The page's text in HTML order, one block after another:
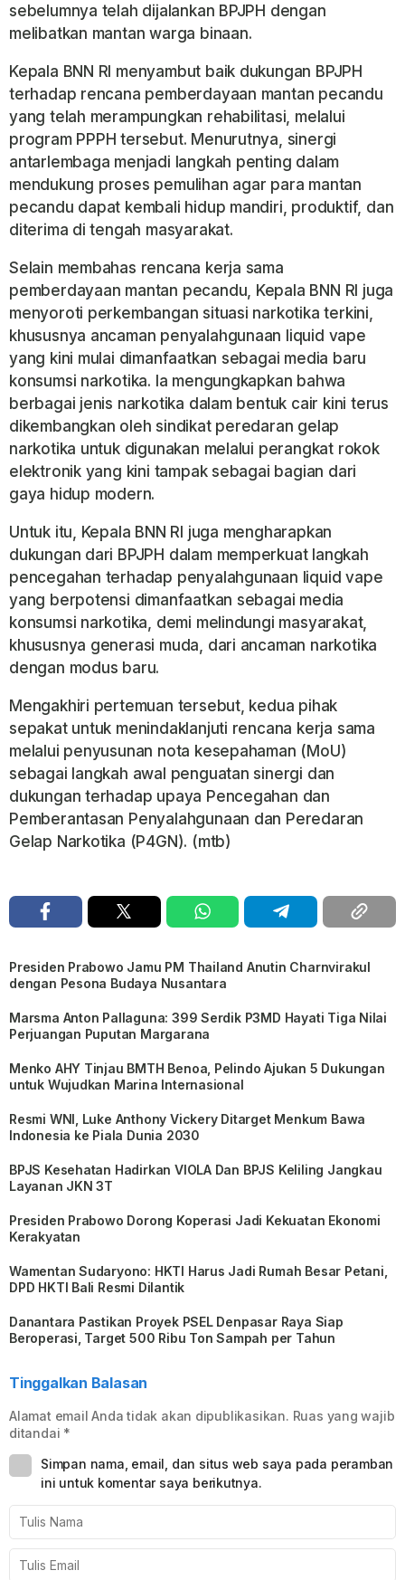
sebelumnya telah dijalankan BPJPH dengan
melibatkan mantan warga binaan.
Kepala BNN RI menyambut baik dukungan BPJPH
terhadap rencana pemberdayaan mantan pecandu
yang telah merampungkan rehabilitasi, melalui
program PPPH tersebut. Menurutnya, sinergi
antarlembaga menjadi langkah penting dalam
mendukung proses pemulihan agar para mantan
pecandu dapat kembali hidup mandiri, produktif, dan
diterima di tengah masyarakat.
Selain membahas rencana kerja sama
pemberdayaan mantan pecandu, Kepala BNN RI juga
menyoroti perkembangan situasi narkotika terkini,
khususnya ancaman penyalahgunaan liquid vape
yang kini mulai dimanfaatkan sebagai media baru
konsumsi narkotika. Ia mengungkapkan bahwa
berbagai jenis narkotika dalam bentuk cair kini terus
dikembangkan oleh sindikat peredaran gelap
narkotika untuk digunakan melalui perangkat rokok
elektronik yang kini tampak sebagai bagian dari
gaya hidup modern.
Untuk itu, Kepala BNN RI juga mengharapkan
dukungan dari BPJPH dalam memperkuat langkah
pencegahan terhadap penyalahgunaan liquid vape
yang berpotensi dimanfaatkan sebagai media
konsumsi narkotika, demi melindungi masyarakat,
khususnya generasi muda, dari ancaman narkotika
dengan modus baru.
Mengakhiri pertemuan tersebut, kedua pihak
sepakat untuk menindaklanjuti rencana kerja sama
melalui penyusunan nota kesepahaman (MoU)
sebagai langkah awal penguatan sinergi dan
dukungan terhadap upaya Pencegahan dan
Pemberantasan Penyalahgunaan dan Peredaran
Gelap Narkotika (P4GN). (mtb)
Presiden Prabowo Jamu PM Thailand Anutin Charnvirakul
dengan Pesona Budaya Nusantara
Marsma Anton Pallaguna: 399 Serdik P3MD Hayati Tiga Nilai
Perjuangan Puputan Margarana
Menko AHY Tinjau BMTH Benoa, Pelindo Ajukan 5 Dukungan
untuk Wujudkan Marina Internasional
Resmi WNI, Luke Anthony Vickery Ditarget Menkum Bawa
Indonesia ke Piala Dunia 2030
BPJS Kesehatan Hadirkan VIOLA Dan BPJS Keliling Jangkau
Layanan JKN 3T
Presiden Prabowo Dorong Koperasi Jadi Kekuatan Ekonomi
Kerakyatan
Wamentan Sudaryono: HKTI Harus Jadi Rumah Besar Petani,
DPD HKTI Bali Resmi Dilantik
Danantara Pastikan Proyek PSEL Denpasar Raya Siap
Beroperasi, Target 500 Ribu Ton Sampah per Tahun
Tinggalkan Balasan
Alamat email Anda tidak akan dipublikasikan. Ruas yang wajib
ditandai *
Simpan nama, email, dan situs web saya pada peramban
ini untuk komentar saya berikutnya.